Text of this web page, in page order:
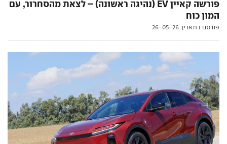
פורשה קאיין EV (נהיגה ראשונה) – לצאת מהסחרור, עם
המון כוח
פורסם בתאריך 26-05-26